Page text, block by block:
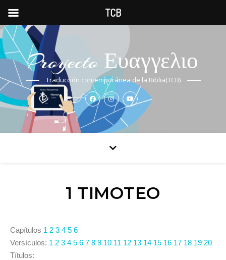
Proyecto Ευαγγελιο
Traducción contemporánea de la Biblia(TCB)
1 TIMOTEO
Capítulos 1 2 3 4 5 6
Versículos: 1 2 3 4 5 6 7 8 9 10 11 12 13 14 15 16 17 18 19 20
Títulos:
TCB